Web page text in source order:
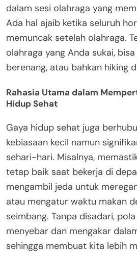
dalam sesi olahraga yang
Ada hal ajaib ketika seluruh
memuncak setelah olahraga.
olahraga yang Anda sukai,
berenang, atau bahkan hiking
Rahasia Utama dalam
Hidup Sehat
Gaya hidup sehat juga
kebiasaan kecil namun
sehari-hari. Misalnya,
tetap baik saat bekerja di
mengambil jeda untuk
atau mengatur waktu makan
seimbang. Tanpa disadari,
menyebar dan mengakar
sehingga membuat kita lebih